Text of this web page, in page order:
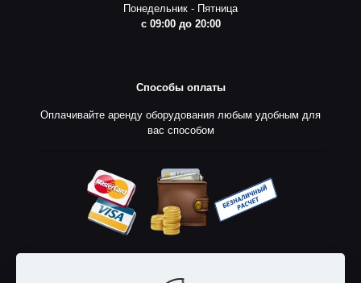
Понедельник - Пятница
с 09:00 до 20:00
Способы оплаты
Оплачивайте аренду оборудования любым удобным для
вас способом